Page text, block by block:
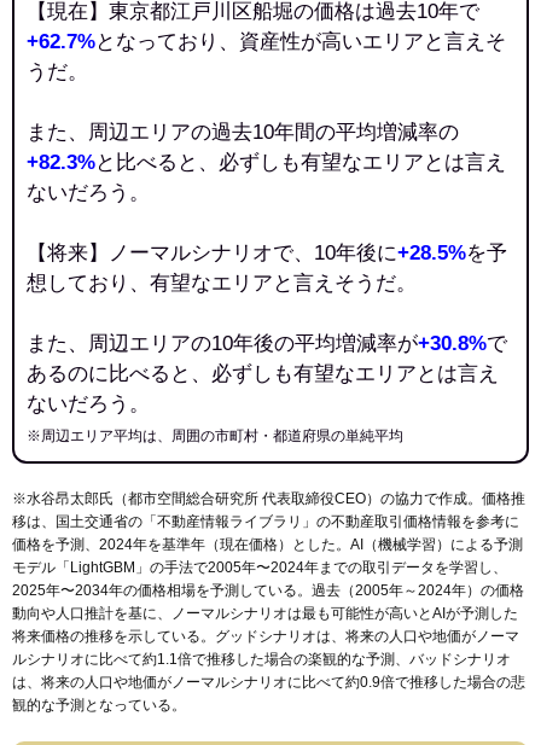
【現在】東京都江戸川区船堀の価格は過去10年で
+62.7%となっており、資産性が高いエリアと言えそ
うだ。
また、周辺エリアの過去10年間の平均増減率の
+82.3%と比べると、必ずしも有望なエリアとは言え
ないだろう。
【将来】ノーマルシナリオで、10年後に+28.5%を予
想しており、有望なエリアと言えそうだ。
また、周辺エリアの10年後の平均増減率が+30.8%で
あるのに比べると、必ずしも有望なエリアとは言え
ないだろう。
※周辺エリア平均は、周囲の市町村・都道府県の単純平均
※水谷昂太郎氏（都市空間総合研究所 代表取締役CEO）の協力で作成。価格推
移は、国土交通省の「 不動産情報ライブラリ 」の不動産取引価格情報を参考に
価格を予測、2024年を基準年（現在価格）とした。AI（機械学習）による予測
モデル「LightGBM」の手法で2005年〜2024年までの取引データを学習し、
2025年〜2034年の価格相場を予測している。過去（2005年～2024年）の価格
動向や人口推計を基に、ノーマルシナリオは最も可能性が高いとAIが予測した
将来価格の推移を示している。グッドシナリオは、将来の人口や地価がノーマ
ルシナリオに比べて約1.1倍で推移した場合の楽観的な予測、バッドシナリオ
は、将来の人口や地価がノーマルシナリオに比べて約0.9倍で推移した場合の悲
観的な予測となっている。